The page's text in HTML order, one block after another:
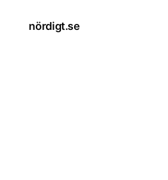
nördigt.se